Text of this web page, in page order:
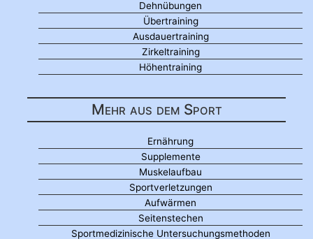
Dehnübungen
Übertraining
Ausdauertraining
Zirkeltraining
Höhentraining
Mehr aus dem Sport
Ernährung
Supplemente
Muskelaufbau
Sportverletzungen
Aufwärmen
Seitenstechen
Sportmedizinische Untersuchungsmethoden